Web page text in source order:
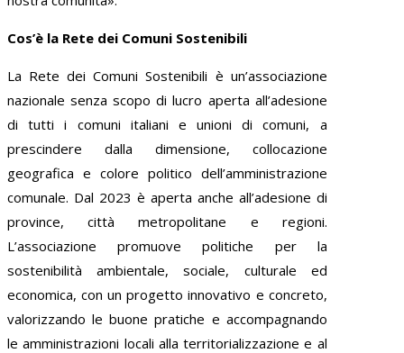
Cos’è la Rete dei Comuni Sostenibili
La Rete dei Comuni Sostenibili è un’associazione
nazionale senza scopo di lucro aperta all’adesione
di tutti i comuni italiani e unioni di comuni, a
prescindere dalla dimensione, collocazione
geografica e colore politico dell’amministrazione
comunale. Dal 2023 è aperta anche all’adesione di
province, città metropolitane e regioni.
L’associazione promuove politiche per la
sostenibilità ambientale, sociale, culturale ed
economica, con un progetto innovativo e concreto,
valorizzando le buone pratiche e accompagnando
le amministrazioni locali alla territorializzazione e al